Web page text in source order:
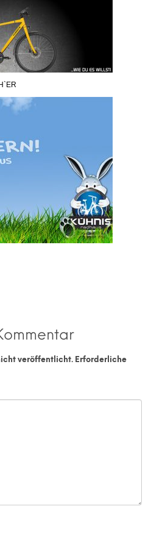
veröffentlicht. Erforderliche